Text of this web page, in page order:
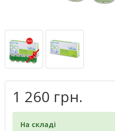
1 260 грн.
На складі